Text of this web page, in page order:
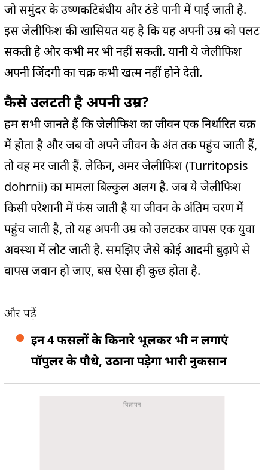
जो समुंदर के उष्णकटिबंधीय और ठंडे पानी में पाई जाती है.
इस जेलीफिश की खासियत यह है कि यह अपनी उम्र को पलट
सकती है और कभी मर भी नहीं सकती. यानी ये जेलीफिश
अपनी जिंदगी का चक्र कभी खत्म नहीं होने देती.
कैसे उलटती है अपनी उम्र?
हम सभी जानते हैं कि जेलीफिश का जीवन एक निर्धारित चक्र
में होता है और जब वो अपने जीवन के अंत तक पहुंच जाती हैं,
तो वह मर जाती हैं. लेकिन, अमर जेलीफिश (Turritopsis
dohrnii) का मामला बिल्कुल अलग है. जब ये जेलीफिश
किसी परेशानी में फंस जाती है या जीवन के अंतिम चरण में
पहुंच जाती है, तो यह अपनी उम्र को उलटकर वापस एक युवा
अवस्था में लौट जाती है. समझिए जैसे कोई आदमी बुढ़ापे से
वापस जवान हो जाए, बस ऐसा ही कुछ होता है.
और पढ़ें
इन 4 फसलों के किनारे भूलकर भी न लगाएं
पॉपुलर के पौधे, उठाना पड़ेगा भारी नुकसान